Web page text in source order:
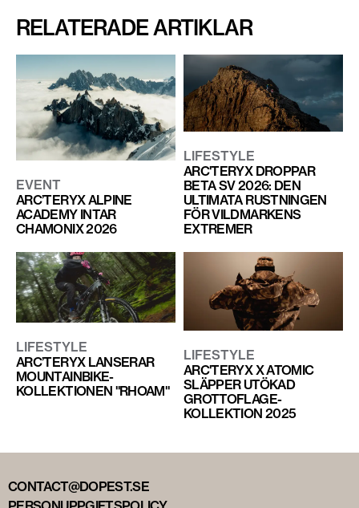
RELATERADE ARTIKLAR
EVENT
ARC’TERYX ALPINE
ACADEMY INTAR
CHAMONIX 2026
LIFESTYLE
ARC'TERYX DROPPAR
BETA SV 2026: DEN
ULTIMATA RUSTNINGEN
FÖR VILDMARKENS
EXTREMER
LIFESTYLE
ARC’TERYX LANSERAR
MOUNTAINBIKE-
KOLLEKTIONEN "RHOAM"
LIFESTYLE
ARC'TERYX X ATOMIC
SLÄPPER UTÖKAD
GROTTOFLAGE-
KOLLEKTION 2025
CONTACT@DOPEST.SE